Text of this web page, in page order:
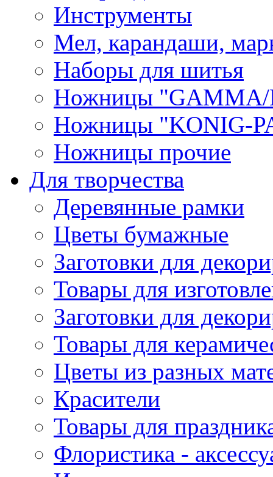
Инструменты
Мел, карандаши,
Наборы для шитья
Ножницы "GAMMA/
Ножницы "KONIG-
Ножницы прочие
Для творчества
Деревянные рамки
Цветы бумажные
Заготовки для
Товары для
Заготовки для
Товары для
Цветы из разных
Красители
Товары для
Флористика -